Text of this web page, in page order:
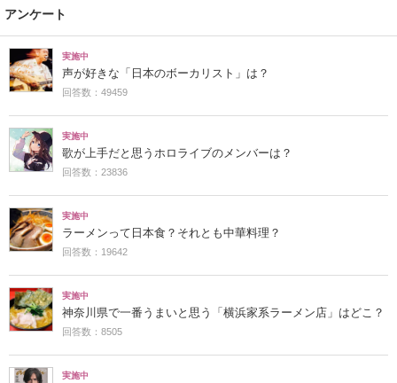
アンケート
実施中
声が好きな「日本のボーカリスト」は？
回答数：49459
実施中
歌が上手だと思うホロライブのメンバーは？
回答数：23836
実施中
ラーメンって日本食？それとも中華料理？
回答数：19642
実施中
神奈川県で一番うまいと思う「横浜家系ラーメン店」はどこ？
回答数：8505
実施中